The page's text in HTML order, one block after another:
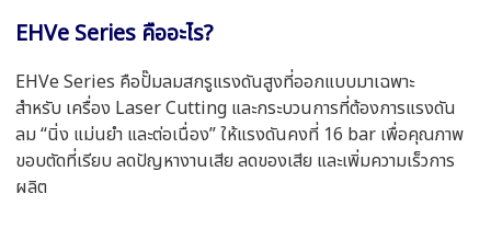
EHVe Series คืออะไร?
EHVe Series คือปั๊มลมสกรูแรงดันสูงที่ออกแบบมาเฉพาะ
สำหรับ เครื่อง Laser Cutting และกระบวนการที่ต้องการแรงดัน
ลม “นิ่ง แม่นยำ และต่อเนื่อง” ให้แรงดันคงที่ 16 bar เพื่อคุณภาพ
ขอบตัดที่เรียบ ลดปัญหางานเสีย ลดของเสีย และเพิ่มความเร็วการ
ผลิต